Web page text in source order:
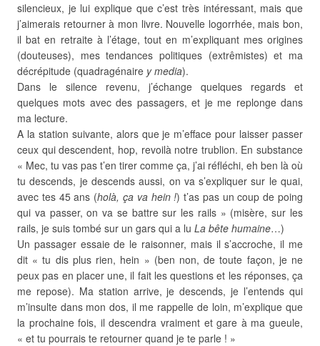
silencieux, je lui explique que c’est très intéressant, mais que
j’aimerais retourner à mon livre. Nouvelle logorrhée, mais bon,
il bat en retraite à l’étage, tout en m’expliquant mes origines
(douteuses), mes tendances politiques (extrêmistes) et ma
décrépitude (quadragénaire y media).
Dans le silence revenu, j’échange quelques regards et
quelques mots avec des passagers, et je me replonge dans
ma lecture.
A la station suivante, alors que je m’efface pour laisser passer
ceux qui descendent, hop, revoilà notre trublion. En substance
« Mec, tu vas pas t’en tirer comme ça, j’ai réfléchi, eh ben là où
tu descends, je descends aussi, on va s’expliquer sur le quai,
avec tes 45 ans (holà, ça va hein !) t’as pas un coup de poing
qui va passer, on va se battre sur les rails » (misère, sur les
rails, je suis tombé sur un gars qui a lu La bête humaine…)
Un passager essaie de le raisonner, mais il s’accroche, il me
dit « tu dis plus rien, hein » (ben non, de toute façon, je ne
peux pas en placer une, il fait les questions et les réponses, ça
me repose). Ma station arrive, je descends, je l’entends qui
m’insulte dans mon dos, il me rappelle de loin, m’explique que
la prochaine fois, il descendra vraiment et gare à ma gueule,
« et tu pourrais te retourner quand je te parle ! »